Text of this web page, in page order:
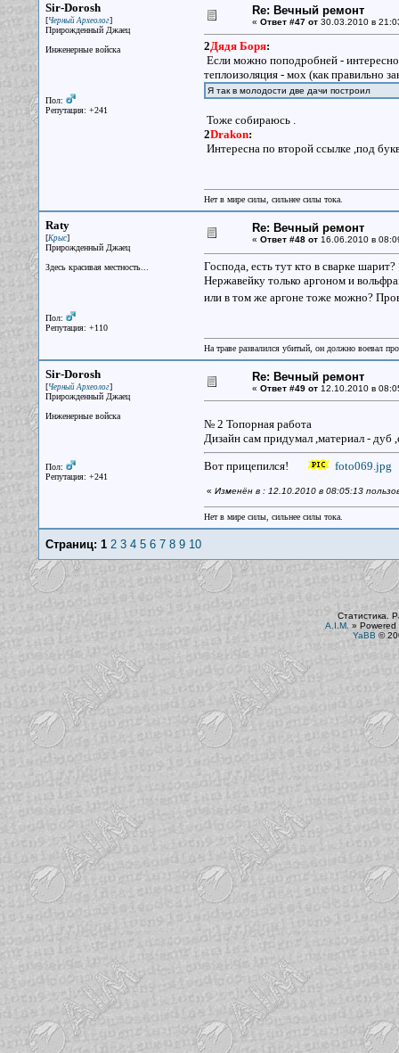
Sir-Dorosh
[Черный Археолог]
Прирожденный Джаец
Инженерные войска
Пол:
Репутация: +241
Re: Вечный ремонт
« Ответ #47 от30.03.2010 в
2Дядя Боря:
Если можно поподробней -
теплоизоляция - мох (как правильно
Я так в молодости две дачи построил
Тоже собираюсь .
2Drakon:
Интересна по второй ссылке ,под
Нет в мире силы, сильнее силы тока.
Raty
[Крыс]
Прирожденный Джаец
Здесь красивая местность...
Пол:
Репутация: +110
Re: Вечный ремонт
« Ответ #48 от16.06.2010 в
Господа, есть тут кто в сварке шарит?
Нержавейку только аргоном и
или в том же аргоне тоже можно?
На траве развалился убитый, он должно воевал
Sir-Dorosh
[Черный Археолог]
Прирожденный Джаец
Инженерные войска
Пол:
Репутация: +241
Re: Вечный ремонт
« Ответ #49 от12.10.2010 в
№ 2 Топорная работа
Дизайн сам придумал ,материал - дуб
Вот прицепился! foto069.jpg
« Изменён в : 12.10.2010 в 08:05:13
Нет в мире силы, сильнее силы тока.
Страниц: 1 2 3 4 5 6 7 8 9 10
Статистика.
A.I.M. » Powered
YaBB ©